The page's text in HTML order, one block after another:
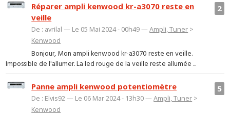
2
Réparer ampli kenwood kr-a3070 reste en
veille
De : avrilal — Le 05 Mai 2024 - 00h49 —Ampli, Tuner >
Kenwood
Bonjour, Mon ampli kenwood kr-a3070 reste en veille.
Impossible de l'allumer. La led rouge de la veille reste allumée ...
5
Panne ampli kenwood potentiomètre
De : Elvis92 — Le 06 Mar 2024 - 13h30 —Ampli, Tuner >
Kenwood